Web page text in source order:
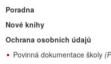
Poradna
Nové knihy
Ochrana osobních údajů
Povinná dokumentace školy